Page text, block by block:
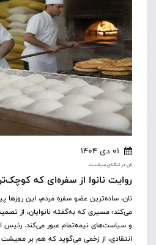
01 دی 1404
نان در تنگنای سیاست؛
روایت نانوا از سفره‌ای که
نان، ساده‌ترین عضو سفره مردم، این روزها
می‌کند؛ مسیری که به‌گفته نانوایان، از
و سیاست‌های نیمه‌تمام عبور می‌کند. رئیس
انتقادی، از زخمی می‌گوید که هم بر